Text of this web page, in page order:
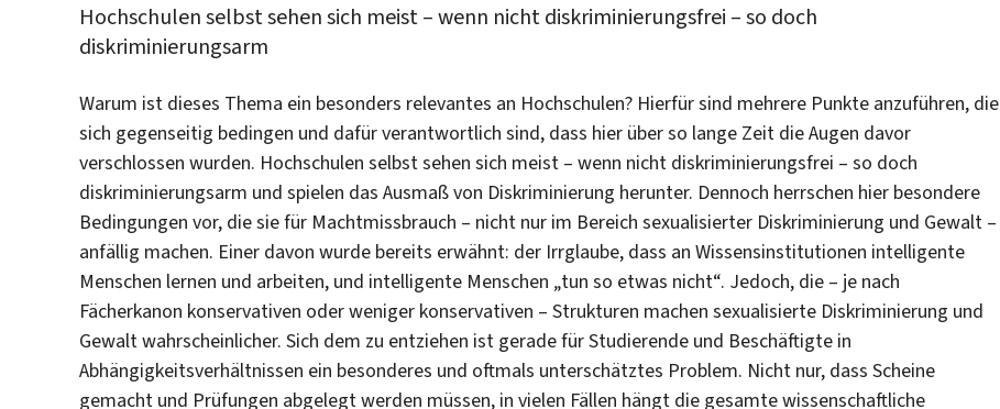
Hochschulen selbst sehen sich meist – wenn nicht diskriminierungsfrei – so doch
diskriminierungsarm
Warum ist dieses Thema ein besonders relevantes an Hochschulen? Hierfür sind mehrere Punkte anzuführen, die
sich gegenseitig bedingen und dafür verantwortlich sind, dass hier über so lange Zeit die Augen davor
verschlossen wurden. Hochschulen selbst sehen sich meist – wenn nicht diskriminierungsfrei – so doch
diskriminierungsarm und spielen das Ausmaß von Diskriminierung herunter. Dennoch herrschen hier besondere
Bedingungen vor, die sie für Machtmissbrauch – nicht nur im Bereich sexualisierter Diskriminierung und Gewalt –
anfällig machen. Einer davon wurde bereits erwähnt: der Irrglaube, dass an Wissensinstitutionen intelligente
Menschen lernen und arbeiten, und intelligente Menschen „tun so etwas nicht“. Jedoch, die – je nach
Fächerkanon konservativen oder weniger konservativen – Strukturen machen sexualisierte Diskriminierung und
Gewalt wahrscheinlicher. Sich dem zu entziehen ist gerade für Studierende und Beschäftigte in
Abhängigkeitsverhältnissen ein besonderes und oftmals unterschätztes Problem. Nicht nur, dass Scheine
gemacht und Prüfungen abgelegt werden müssen, in vielen Fällen hängt die gesamte wissenschaftliche